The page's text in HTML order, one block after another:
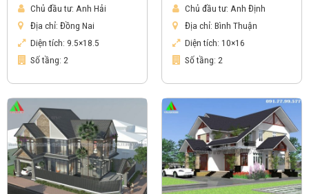
Chủ đầu tư: Anh Hải
Địa chỉ: Đồng Nai
Diện tích: 9.5×18.5
Số tầng: 2
Chủ đầu tư: Anh Định
Địa chỉ: Bình Thuận
Diện tích: 10×16
Số tầng: 2